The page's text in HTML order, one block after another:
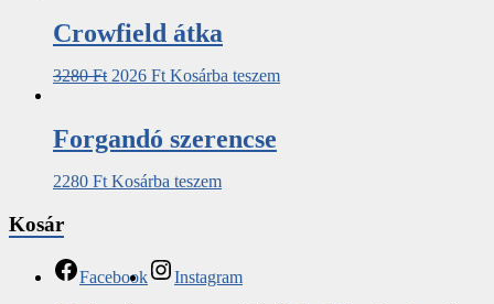
Crowfield átka
3280Ft 2026 Ft Kosárba teszem
Forgandó szerencse
2280 Ft Kosárba teszem
Kosár
Facebook
Instagram